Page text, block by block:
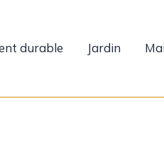
durable Jardin